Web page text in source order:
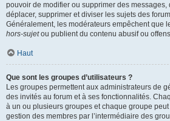
pouvoir de modifier ou supprimer des
déplacer, supprimer et diviser les sujets des
Généralement, les modérateurs empêchent que
hors-sujetou publient du contenu abusif ou
Haut
Que sont les groupes d’utilisateurs ?
Les groupes permettent aux administrateurs de
des invités au forum et à ses fonctionnalités.
à un ou plusieurs groupes et chaque groupe
gestion des membres par l’intermédiaire des